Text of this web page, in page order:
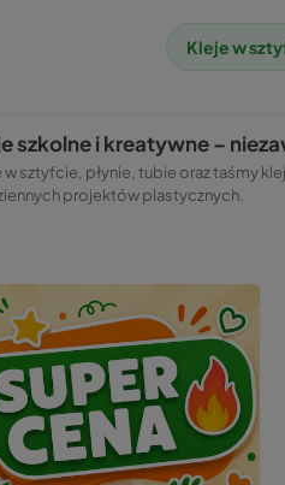
Kleje w
szkolne i kreatywne –
w sztyfcie, płynie, tubie oraz taśmy
projektów plastycznych.